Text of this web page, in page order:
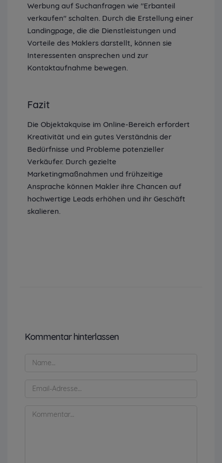
Werbung auf Suchanfragen wie "Erbanteil
verkaufen" schalten. Durch die Erstellung einer
Landingpage, die die Dienstleistungen und
Vorteile des Maklers darstellt, können sie
Interessenten ansprechen und zur
Kontaktaufnahme bewegen.
Fazit
Die Objektakquise im Online-Bereich erfordert
Kreativität und ein gutes Verständnis der
Bedürfnisse und Probleme potenzieller
Verkäufer. Durch gezielte
Marketingmaßnahmen und frühzeitige
Ansprache können Makler ihre Chancen auf
hochwertige Leads erhöhen und ihr Geschäft
skalieren.
Kommentar hinterlassen